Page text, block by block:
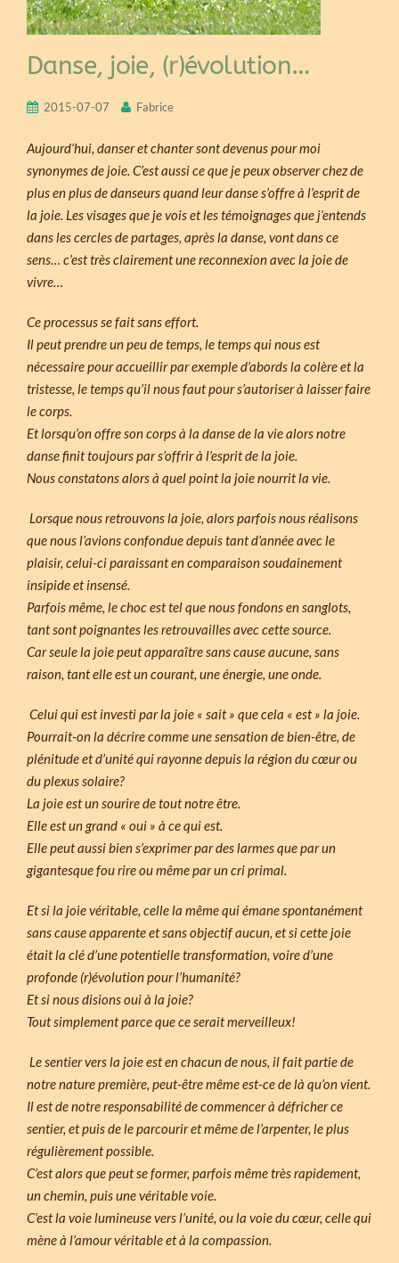
Danse, joie, (r)évolution…
2015-07-07 Fabrice
Aujourd’hui, danser et chanter sont devenus pour moi
synonymes de joie. C’est aussi ce que je peux observer chez de
plus en plus de danseurs quand leur danse s’offre à l’esprit de
la joie. Les visages que je vois et les témoignages que j’entends
dans les cercles de partages, après la danse, vont dans ce
sens… c’est très clairement une reconnexion avec la joie de
vivre…
Ce processus se fait sans effort.
Il peut prendre un peu de temps, le temps qui nous est
nécessaire pour accueillir par exemple d’abords la colère et la
tristesse, le temps qu’il nous faut pour s’autoriser à laisser faire
le corps.
Et lorsqu’on offre son corps à la danse de la vie alors notre
danse finit toujours par s’offrir à l’esprit de la joie.
Nous constatons alors à quel point la joie nourrit la vie.
Lorsque nous retrouvons la joie, alors parfois nous réalisons
que nous l’avions confondue depuis tant d’année avec le
plaisir, celui-ci paraissant en comparaison soudainement
insipide et insensé.
Parfois même, le choc est tel que nous fondons en sanglots,
tant sont poignantes les retrouvailles avec cette source.
Car seule la joie peut apparaître sans cause aucune, sans
raison, tant elle est un courant, une énergie, une onde.
Celui qui est investi par la joie « sait » que cela « est » la joie.
Pourrait-on la décrire comme une sensation de bien-être, de
plénitude et d’unité qui rayonne depuis la région du cœur ou
du plexus solaire?
La joie est un sourire de tout notre être.
Elle est un grand « oui » à ce qui est.
Elle peut aussi bien s’exprimer par des larmes que par un
gigantesque fou rire ou même par un cri primal.
Et si la joie véritable, celle la même qui émane spontanément
sans cause apparente et sans objectif aucun, et si cette joie
était la clé d’une potentielle transformation, voire d’une
profonde (r)évolution pour l’humanité?
Et si nous disions oui à la joie?
Tout simplement parce que ce serait merveilleux!
Le sentier vers la joie est en chacun de nous, il fait partie de
notre nature première, peut-être même est-ce de là qu’on vient.
Il est de notre responsabilité de commencer à défricher ce
sentier, et puis de le parcourir et même de l’arpenter, le plus
régulièrement possible.
C’est alors que peut se former, parfois même très rapidement,
un chemin, puis une véritable voie.
C’est la voie lumineuse vers l’unité, ou la voie du cœur, celle qui
mène à l’amour véritable et à la compassion.